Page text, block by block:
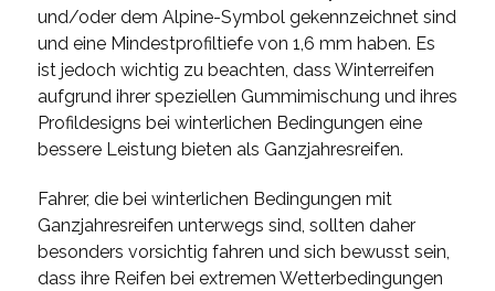
und/oder dem Alpine-Symbol gekennzeichnet sind
und eine Mindestprofiltiefe von 1,6 mm haben. Es
ist jedoch wichtig zu beachten, dass Winterreifen
aufgrund ihrer speziellen Gummimischung und ihres
Profildesigns bei winterlichen Bedingungen eine
bessere Leistung bieten als Ganzjahresreifen.
Fahrer, die bei winterlichen Bedingungen mit
Ganzjahresreifen unterwegs sind, sollten daher
besonders vorsichtig fahren und sich bewusst sein,
dass ihre Reifen bei extremen Wetterbedingungen